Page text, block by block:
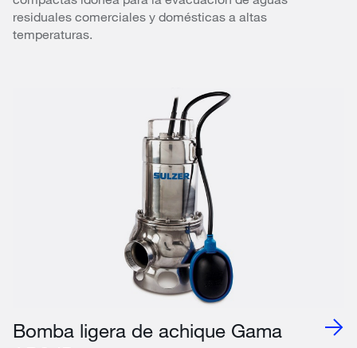
residuales comerciales y domésticas a altas
temperaturas.
Bomba ligera de achique Gama